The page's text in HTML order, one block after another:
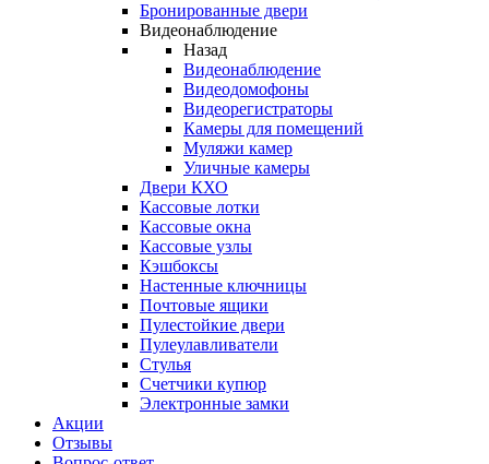
Бронированные двери
Видеонаблюдение
Назад
Видеонаблюдение
Видеодомофоны
Видеорегистраторы
Камеры для помещений
Муляжи камер
Уличные камеры
Двери КХО
Кассовые лотки
Кассовые окна
Кассовые узлы
Кэшбоксы
Настенные ключницы
Почтовые ящики
Пулестойкие двери
Пулеулавливатели
Стулья
Счетчики купюр
Электронные замки
Акции
Отзывы